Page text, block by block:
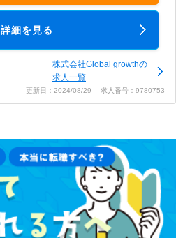
詳細を見る
株式会社Global growthの
求人一覧
更新日：2024/08/29 求人番号：9780753